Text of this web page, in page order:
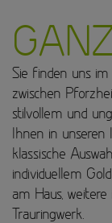
Sie finden uns
zwischen
stilvollem und
Ihnen in unseren
klassische
individuellem
am Haus,
Trauringwerk.